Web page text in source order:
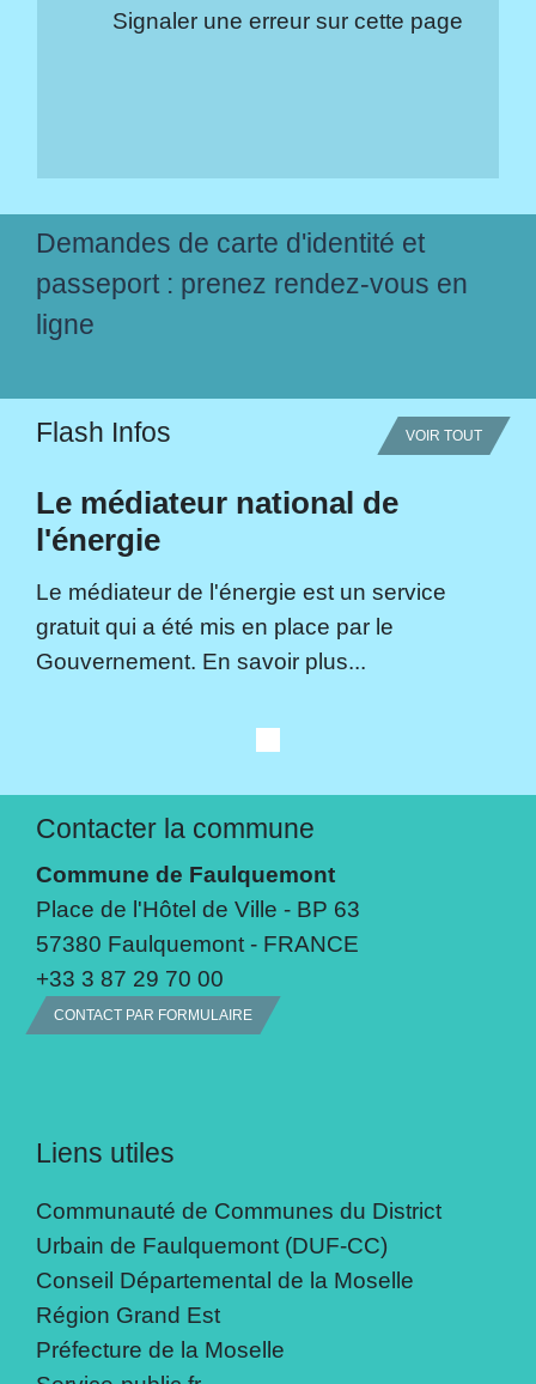
Signaler une erreur sur cette page
Demandes de carte d'identité et
passeport : prenez rendez-vous en
ligne
Flash Infos VOIR TOUT
Le médiateur national de
l'énergie
Le médiateur de l'énergie est un service
gratuit qui a été mis en place par le
Gouvernement. En savoir plus...
Contacter la commune
Commune de Faulquemont
Place de l'Hôtel de Ville - BP 63
57380 Faulquemont - FRANCE
+33 3 87 29 70 00
CONTACT PAR FORMULAIRE
Liens utiles
Communauté de Communes du District
Urbain de Faulquemont (DUF-CC)
Conseil Départemental de la Moselle
Région Grand Est
Préfecture de la Moselle